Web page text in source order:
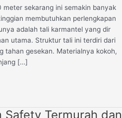
sekarang ini semakin banyak
membutuhkan perlengkapan
adalah tali karmantel yang dir
utama. Struktur tali ini terdiri dari
tahan gesekan. Materialnya kokoh,
[…]
Safety Termurah dan